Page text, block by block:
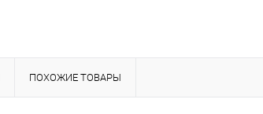
ПОХОЖИЕ ТОВАРЫ